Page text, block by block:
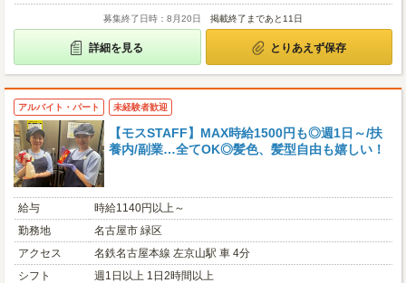
募集終了日時：8月20日 掲載終了まであと11日
詳細を見る とりあえず保存
アルバイト・パート 未経験者歓迎
【モスSTAFF】MAX時給1500円も◎週1日～/扶
養内/副業…全てOK◎髪色、髪型自由も嬉しい！
給与
時給1140円以上～
勤務地
名古屋市 緑区
アクセス
名鉄名古屋本線 左京山駅 車 4分
シフト
週1日以上 1日2時間以上